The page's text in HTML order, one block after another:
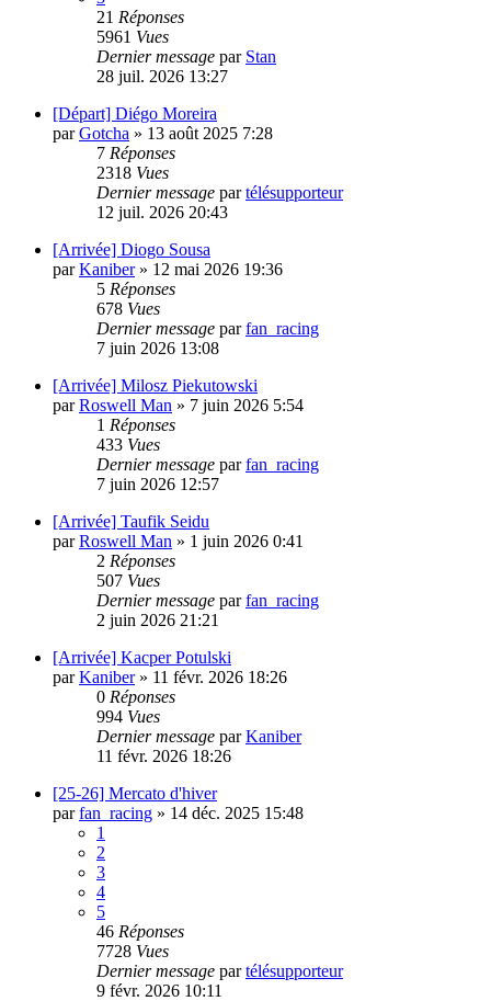
21 Réponses
5961 Vues
Dernier message par Stan
28 juil. 2026 13:27
[Départ] Diégo Moreira
parGotcha » 13 août 2025 7:28
7 Réponses
2318 Vues
Dernier message partélésupporteur
12 juil. 2026 20:43
[Arrivée] Diogo Sousa
parKaniber» 12 mai 2026 19:36
5 Réponses
678 Vues
Dernier message parfan_racing
7 juin 2026 13:08
[Arrivée] Milosz Piekutowski
parRoswell Man » 7 juin 2026 5:54
1 Réponses
433 Vues
Dernier message parfan_racing
7 juin 2026 12:57
[Arrivée] Taufik Seidu
parRoswell Man » 1 juin 2026 0:41
2 Réponses
507 Vues
Dernier message parfan_racing
2 juin 2026 21:21
[Arrivée] Kacper Potulski
parKaniber» 11 févr. 2026 18:26
0 Réponses
994 Vues
Dernier message parKaniber
11 févr. 2026 18:26
[25-26] Mercato d'hiver
parfan_racing » 14 déc. 2025 15:48
1
2
3
4
5
46 Réponses
7728 Vues
Dernier message partélésupporteur
9 févr. 2026 10:11